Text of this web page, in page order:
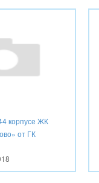
корпусе ЖК
от ГК